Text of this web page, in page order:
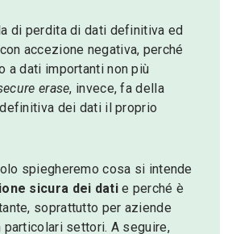
di perdita di dati definitiva ed
accezione negativa, perché
a dati importanti non più
erase, invece, fa della
dei dati il proprio
spiegheremo cosa si intende
sicura dei datie perché è
soprattutto per aziende
particolari settori. A seguire,